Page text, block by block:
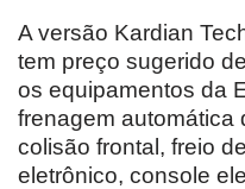
A versão Kardian
tem preço sugerido
os equipamentos da
frenagem automática
colisão frontal, freio
eletrônico, console